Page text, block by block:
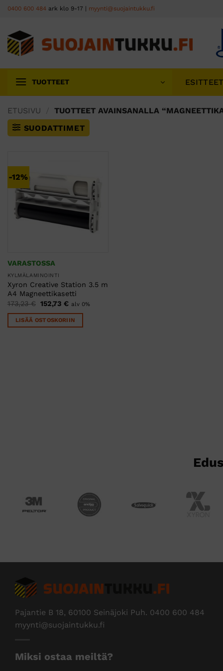
Skip
content
0400 600 484 ark klo 9-17 | myynti@suojaintukku.fi
TUOTTEET ESITTEET
ETUSIVU
TUOTTEET AVAINSANALLA
SUODATTIMET
-12%
VARASTOSSA
KYLMÄLAMINOINTI
Xyron Creative Station 3.5 m
A4 Magneettikasetti
173,23€ Alkuperäinen
oli:
173,23 €.
152,73€Nykyinen
on:
152,73 €.
alv 0%
LISÄÄ OSTOSKORIIN
Pajantie B 18, 60100 Seinäjoki Puh. 0400 600 484
myynti@suojaintukku.fi
Miksi ostaa meiltä?